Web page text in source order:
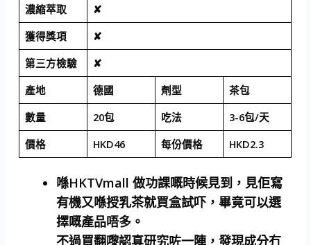
濃縮萃取
✘
獲得獎項
✘
第三方檢驗
✘
產地
德國 劑型
茶包
數量
20包 吃法
3-6包/天
價格
HKD46 每份價格 HKD2.3
喺HKTVmall 做功課嘅時候見到，見佢寫
有機又喺授乳茶就買盒試吓，畢竟可以選
擇嘅產品唔多。
不過買翻嚟認真研究咗一陣，發現成分冇